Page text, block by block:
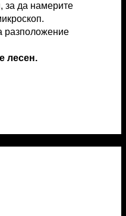
за да намерите
разположение
лесен.
за да намерите
разположение
лесен.